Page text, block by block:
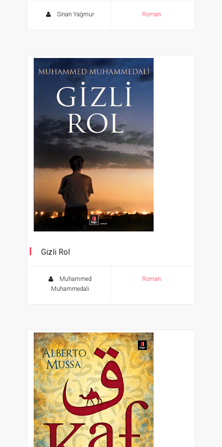
Sinan Yağmur Roman
Gizli Rol
Muhammed
Muhammedali
Roman